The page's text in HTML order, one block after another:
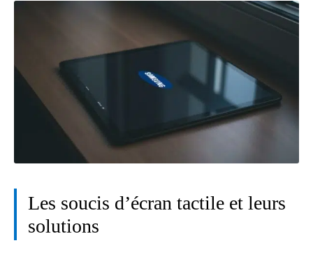
Les soucis d’écran tactile et leurs
solutions